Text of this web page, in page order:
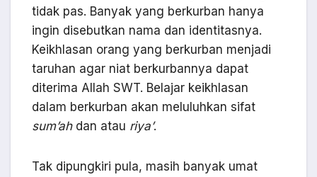
tidak pas. Banyak yang berkurban hanya
ingin disebutkan nama dan identitasnya.
Keikhlasan orang yang berkurban menjadi
taruhan agar niat berkurbannya dapat
diterima Allah SWT. Belajar keikhlasan
dalam berkurban akan meluluhkan sifat
sum’ahdan atau riya’.
Tak dipungkiri pula, masih banyak umat